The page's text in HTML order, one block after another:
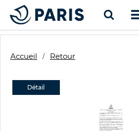
Accueil Retour
Détail